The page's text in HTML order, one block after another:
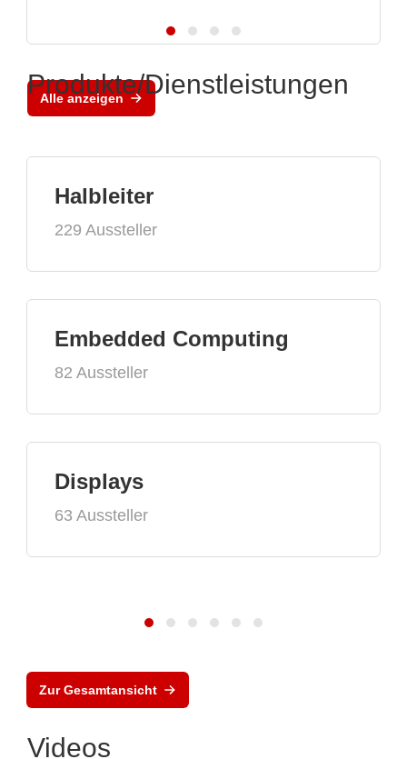
Alle anzeigen
Produkte/Dienstleistungen
Halbleiter
229 Aussteller
Embedded Computing
82 Aussteller
Displays
63 Aussteller
Zur Gesamtansicht
Videos